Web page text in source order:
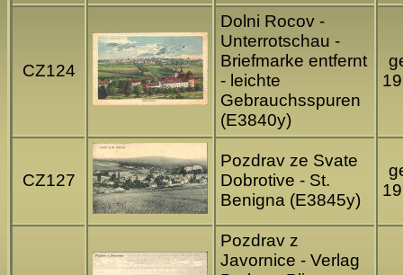
CZ124
Dolni Rocov -
Unterrotschau -
Briefmarke entfernt
- leichte
Gebrauchsspuren
(E3840y)
CZ127
Pozdrav ze Svate
Dobrotive - St.
Benigna (E3845y)
Pozdrav z
Javornice - Verlag